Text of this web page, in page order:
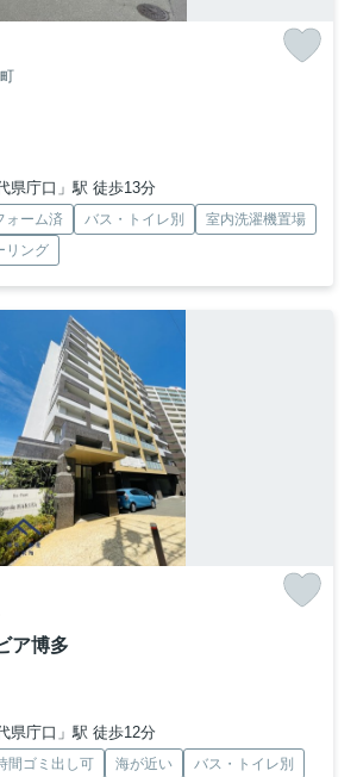
県庁口」駅 徒歩13分
ォーム済 バス・トイレ別
室内洗濯機置場
リング
ア博多
県庁口」駅 徒歩12分
間ゴミ出し可 海が近い バス・トイレ別